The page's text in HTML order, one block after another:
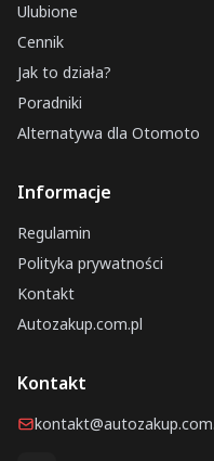
Ulubione
Cennik
Jak to działa?
Poradniki
Alternatywa dla Otomoto
Informacje
Regulamin
Polityka prywatności
Kontakt
Autozakup.com.pl
Kontakt